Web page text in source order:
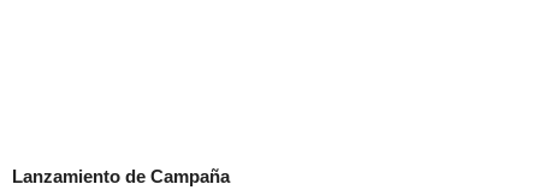
Lanzamiento de Campaña